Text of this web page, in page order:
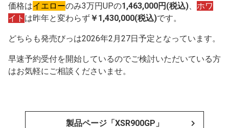
価格はイエローのみ3万円UPの1,463,000円(税込)、 ホワ
イト は昨年と変わらず￥1,430,000(税込)です。
どちらも発売びっは2026年2月27日予定となっています。
早速予約受付を開始しているのでご検討いただいている方
はお気軽にご相談くださいませ。
製品ページ「XSR900GP」